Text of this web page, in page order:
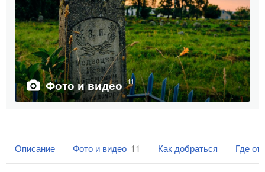
Фото и видео 11
Описание Фото и видео 11 Как добраться Где